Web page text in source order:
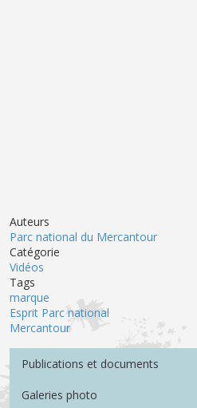
Auteurs
Parc national du Mercantour
Catégorie
Vidéos
Tags
marque
Esprit Parc national
Mercantour
Menu Médiathèque
Publications et documents
Galeries photo